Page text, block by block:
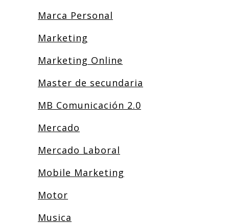
Marca Personal
Marketing
Marketing Online
Master de secundaria
MB Comunicación 2.0
Mercado
Mercado Laboral
Mobile Marketing
Motor
Musica